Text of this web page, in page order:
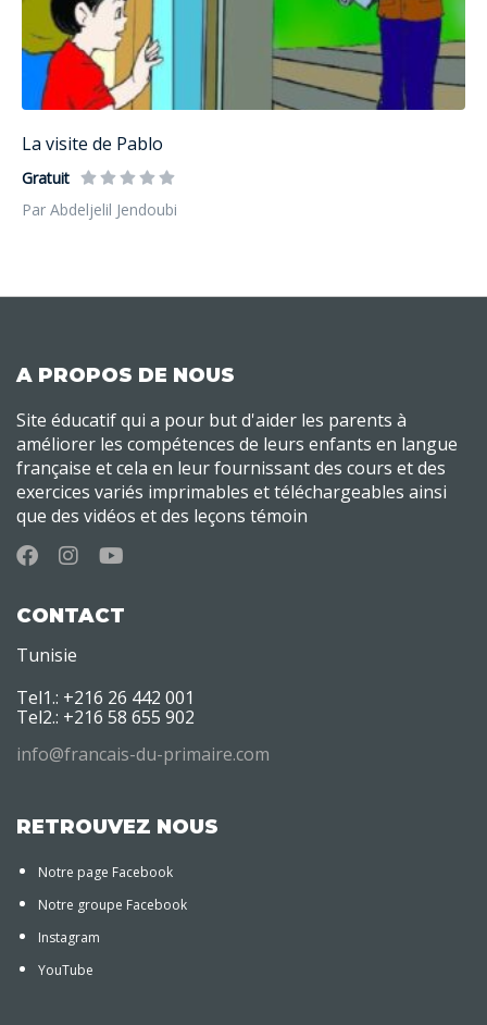
La visite de Pablo
Gratuit
Par Abdeljelil Jendoubi
A PROPOS DE NOUS
Site éducatif qui a pour but d'aider les parents à
améliorer les compétences de leurs enfants en langue
française et cela en leur fournissant des cours et des
exercices variés imprimables et téléchargeables ainsi
que des vidéos et des leçons témoin
CONTACT
Tunisie
Tel1.: +216 26 442 001
Tel2.: +216 58 655 902
info@francais-du-primaire.com
RETROUVEZ NOUS
Notre page Facebook
Notre groupe Facebook
Instagram
YouTube